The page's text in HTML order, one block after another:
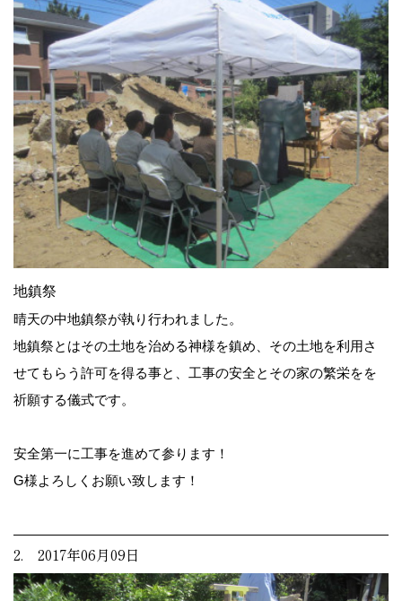
地鎮祭
晴天の中地鎮祭が執り行われました。
地鎮祭とはその土地を治める神様を鎮め、その土地を利用さ
せてもらう許可を得る事と、工事の安全とその家の繁栄をを
祈願する儀式です。
安全第一に工事を進めて参ります！
G様よろしくお願い致します！
2. 2017年06月09日